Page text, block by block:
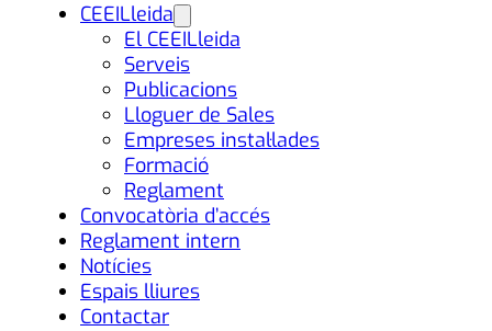
CEEILleida
El CEEILleida
Serveis
Publicacions
Lloguer de Sales
Empreses instal·lades
Formació
Reglament
Convocatòria d’accés
Reglament intern
Notícies
Espais lliures
Contactar